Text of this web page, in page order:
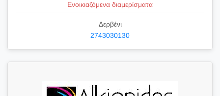
Ενοικιαζόμενα διαμερίσματα
Δερβένι
2743030130